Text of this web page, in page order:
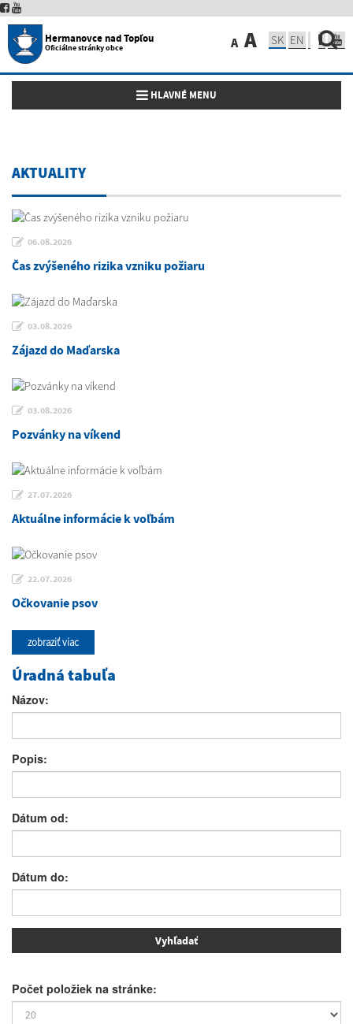
Hermanovce nad Topľou
Oficiálne stránky obce A A SK EN
Toggle navigation
HLAVNÉ MENU
AKTUALITY
06.08.2026
Čas zvýšeného rizika vzniku požiaru
03.08.2026
Zájazd do Maďarska
03.08.2026
Pozvánky na víkend
27.07.2026
Aktuálne informácie k voľbám
22.07.2026
Očkovanie psov
zobraziť viac
Úradná tabuľa
Názov:
Popis:
Dátum od:
Dátum do:
Počet položiek na stránke: